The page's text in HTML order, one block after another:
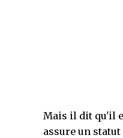
Mais il dit qu'il
assure un